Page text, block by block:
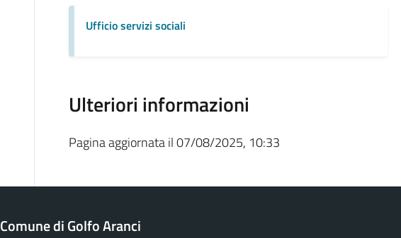
Ufficio servizi sociali
Ulteriori informazioni
Pagina aggiornata il 07/08/2025, 10:33
Comune di Golfo Aranci